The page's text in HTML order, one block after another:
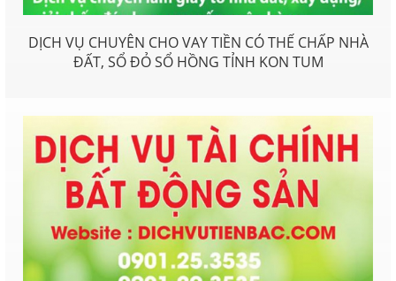
DỊCH VỤ CHUYÊN CHO VAY TIỀN CÓ THẾ CHẤP NHÀ
ĐẤT, SỔ ĐỎ SỔ HỒNG TỈNH KON TUM